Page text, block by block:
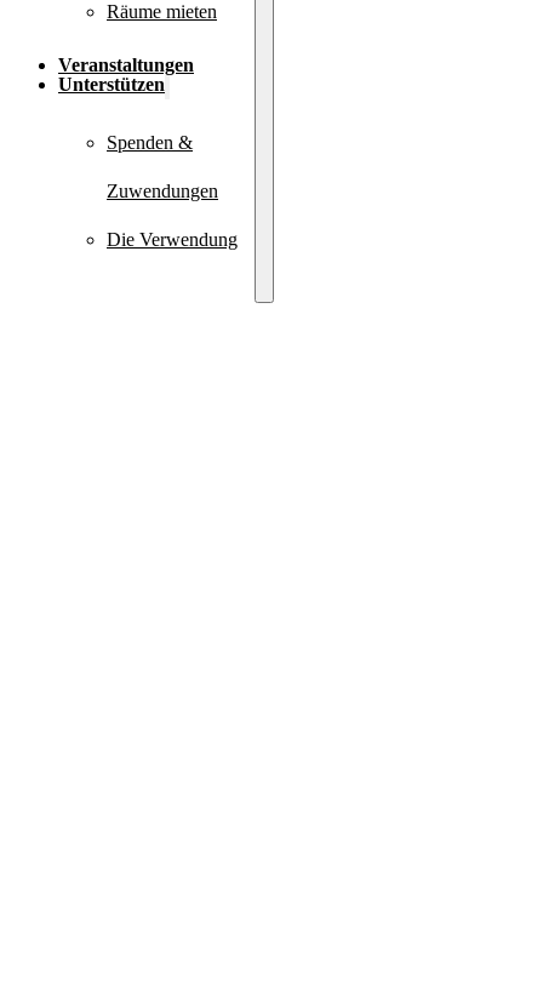
Räume mieten
Veranstaltungen
Unterstützen
Spenden &
Zuwendungen
Die Verwendung